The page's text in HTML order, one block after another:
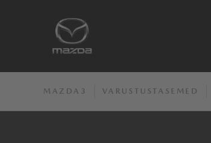
MAZDA3 VARUSTUSTASEMED